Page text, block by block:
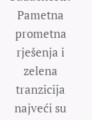
Pametna
prometna
rješenja i
zelena
tranzicija
najveći su